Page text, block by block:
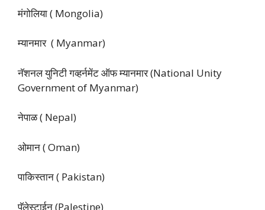
मंगोलिया ( Mongolia)
म्यानमार ( Myanmar)
नॅशनल युनिटी गव्हर्नमेंट ऑफ म्यानमार (National Unity
Government of Myanmar)
नेपाळ ( Nepal)
ओमान ( Oman)
पाकिस्तान ( Pakistan)
पॅलेस्टाईन (Palestine)